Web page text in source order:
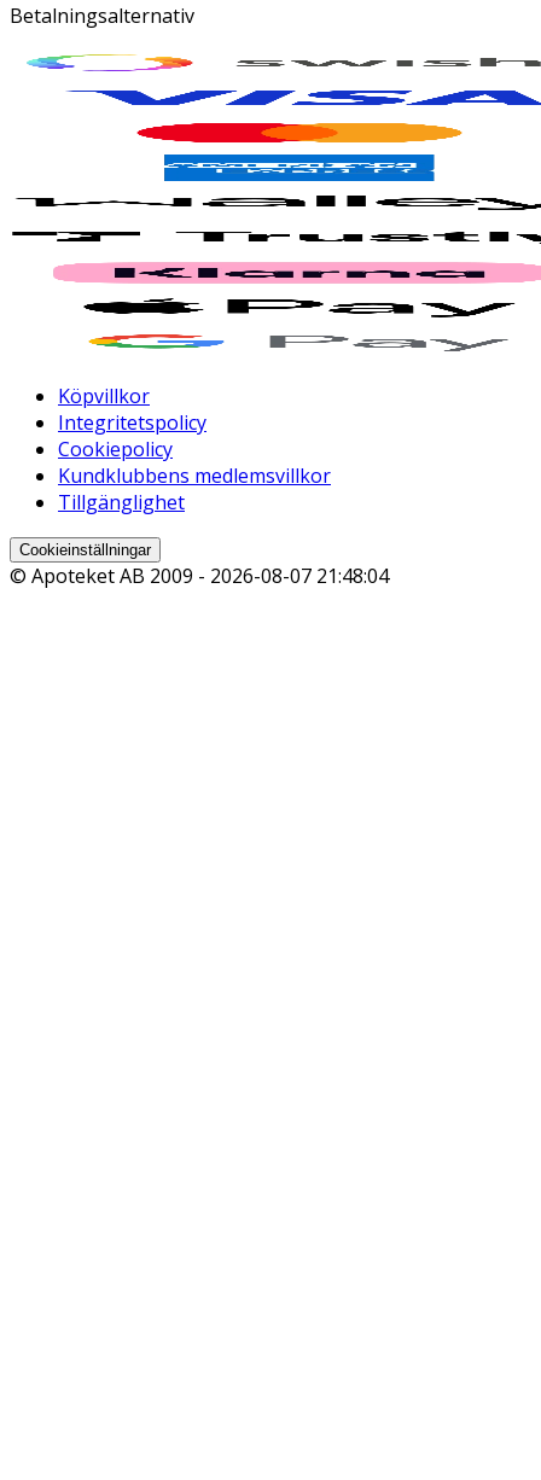
Betalningsalternativ
Köpvillkor
Integritetspolicy
Cookiepolicy
Kundklubbens medlemsvillkor
Tillgänglighet
Cookieinställningar
© Apoteket AB 2009 - 2026-08-07 21:48:04